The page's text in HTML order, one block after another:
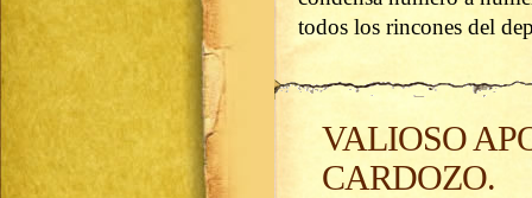
todos los rincones del
VALIOSO
CARDOZO.